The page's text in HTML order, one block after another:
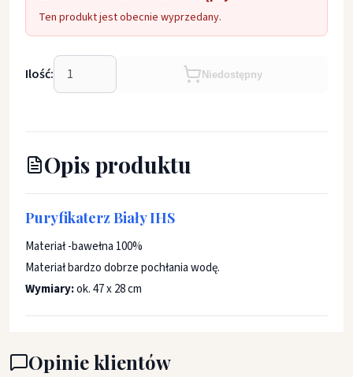
Ten produkt jest obecnie wyprzedany.
Ilość: Niedostępny
Opis produktu
Puryfikaterz Biały IHS
Materiał -bawełna 100%
Materiał bardzo dobrze pochłania wodę.
Wymiary:ok. 47 x 28 cm
Opinie klientów